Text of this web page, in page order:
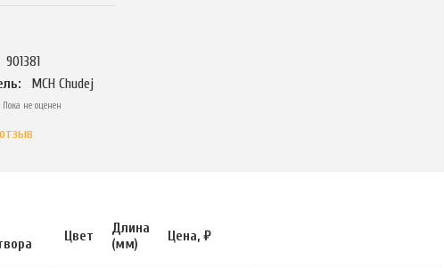
901381
MCH Chudej
Пока не оценен
Цвет
Длина
(мм)
Цена, ₽